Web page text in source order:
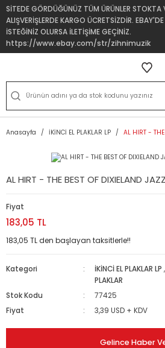
SİTEDE GÖRDÜĞÜNÜZ TÜM ÜRÜNLER
ALIŞVERİŞLERDE KARGO ÜCRETSİZDİR.
İSTEĞİNİZ OLURSA İLETİŞİME GEÇİNİZ.
https://www.ebay.com/str/zihnimuzik
Anasayfa İKİNCİ EL PLAKLAR LP AL HIRT -
AL HIRT - THE BEST OF DIXIELAND
Fiyat
183,05 TL
183,05 TL den başlayan taksitlerle!!
Kategori İKİNCİ EL PLAKLAR LP
PLAKLAR
Stok Kodu
77425
Fiyat
3,39 USD + KDV
Gelince Haber